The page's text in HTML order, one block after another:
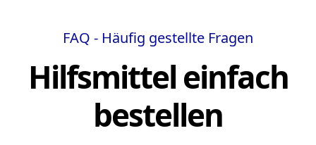
FAQ - Häufig gestellte Fragen
Hilfsmittel einfach
bestellen